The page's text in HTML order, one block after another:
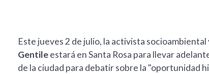
Este jueves 2 de julio, la activista
Gentileestará en Santa Rosa para llevar
de la ciudad para debatir sobre la "oportunidad